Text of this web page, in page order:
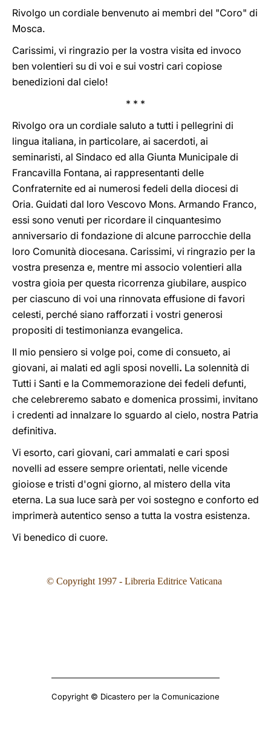
Rivolgo un cordiale benvenuto ai membri del "Coro" di
Mosca.
Carissimi, vi ringrazio per la vostra visita ed invoco
ben volentieri su di voi e sui vostri cari copiose
benedizioni dal cielo!
* * *
Rivolgo ora un cordiale saluto a tutti i pellegrini di
lingua italiana, in particolare, ai sacerdoti, ai
seminaristi, al Sindaco ed alla Giunta Municipale di
Francavilla Fontana, ai rappresentanti delle
Confraternite ed ai numerosi fedeli della diocesi di
Oria. Guidati dal loro Vescovo Mons. Armando Franco,
essi sono venuti per ricordare il cinquantesimo
anniversario di fondazione di alcune parrocchie della
loro Comunità diocesana. Carissimi, vi ringrazio per la
vostra presenza e, mentre mi associo volentieri alla
vostra gioia per questa ricorrenza giubilare, auspico
per ciascuno di voi una rinnovata effusione di favori
celesti, perché siano rafforzati i vostri generosi
propositi di testimonianza evangelica.
Il mio pensiero si volge poi, come di consueto, ai
giovani, ai malati ed agli sposi novelli. La solennità di
Tutti i Santi e la Commemorazione dei fedeli defunti,
che celebreremo sabato e domenica prossimi, invitano
i credenti ad innalzare lo sguardo al cielo, nostra Patria
definitiva.
Vi esorto, cari giovani, cari ammalati e cari sposi
novelli ad essere sempre orientati, nelle vicende
gioiose e tristi d'ogni giorno, al mistero della vita
eterna. La sua luce sarà per voi sostegno e conforto ed
imprimerà autentico senso a tutta la vostra esistenza.
Vi benedico di cuore.
© Copyright 1997 - Libreria Editrice Vaticana
Copyright © Dicastero per la Comunicazione